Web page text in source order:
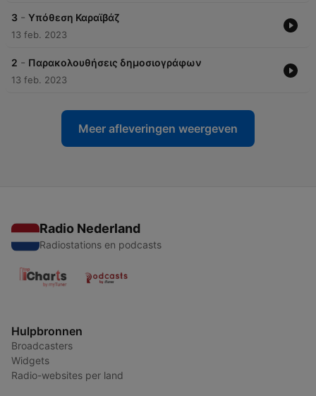
3 - Υπόθεση Καραϊβάζ
13 feb. 2023
2 - Παρακολουθήσεις δημοσιογράφων
13 feb. 2023
Meer afleveringen weergeven
Radio Nederland
Radiostations en podcasts
Hulpbronnen
Broadcasters
Widgets
Radio-websites per land